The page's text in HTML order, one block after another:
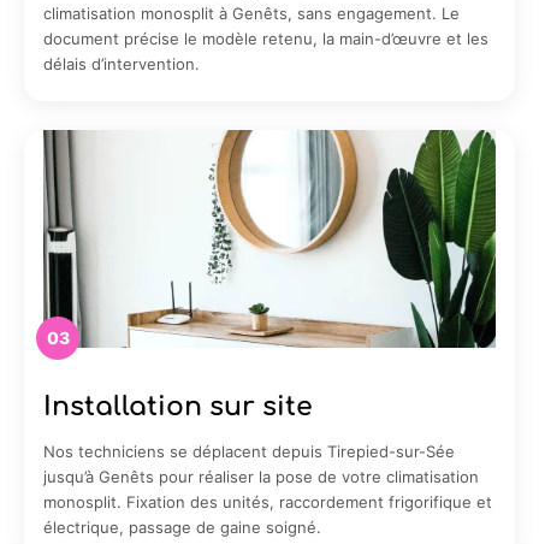
climatisation monosplit à Genêts, sans engagement. Le
document précise le modèle retenu, la main-d’œuvre et les
délais d’intervention.
03
Installation sur site
Nos techniciens se déplacent depuis Tirepied-sur-Sée
jusqu’à Genêts pour réaliser la pose de votre climatisation
monosplit. Fixation des unités, raccordement frigorifique et
électrique, passage de gaine soigné.